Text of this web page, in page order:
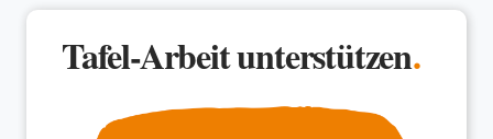
Tafel-Arbeit unterstützen.